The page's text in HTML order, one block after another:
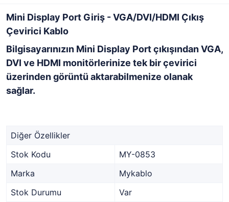
Mini Display Port Giriş - VGA/DVI/HDMI Çıkış
Çevirici Kablo
Bilgisayarınızın Mini Display Port çıkışından VGA,
DVI ve HDMI monitörlerinize tek bir çevirici
üzerinden görüntü aktarabilmenize olanak
sağlar.
Diğer Özellikler
Stok Kodu
MY-0853
Marka
Mykablo
Stok Durumu
Var